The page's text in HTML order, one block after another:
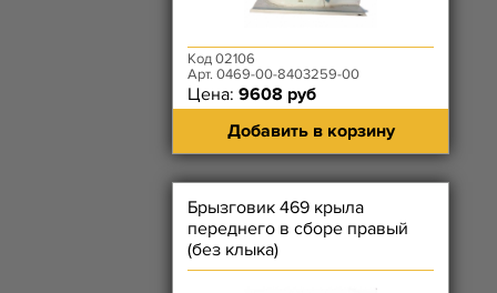
Код 02106
Арт. 0469-00-8403259-00
Цена: 9608 руб
Добавить в корзину
Брызговик 469 крыла
переднего в сборе правый
(без клыка)